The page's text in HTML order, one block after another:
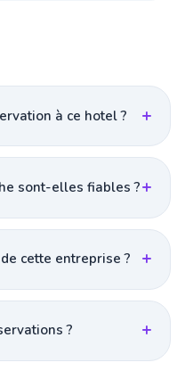
à ce hotel ?
sont-elles fiables ?
cette entreprise ?
?